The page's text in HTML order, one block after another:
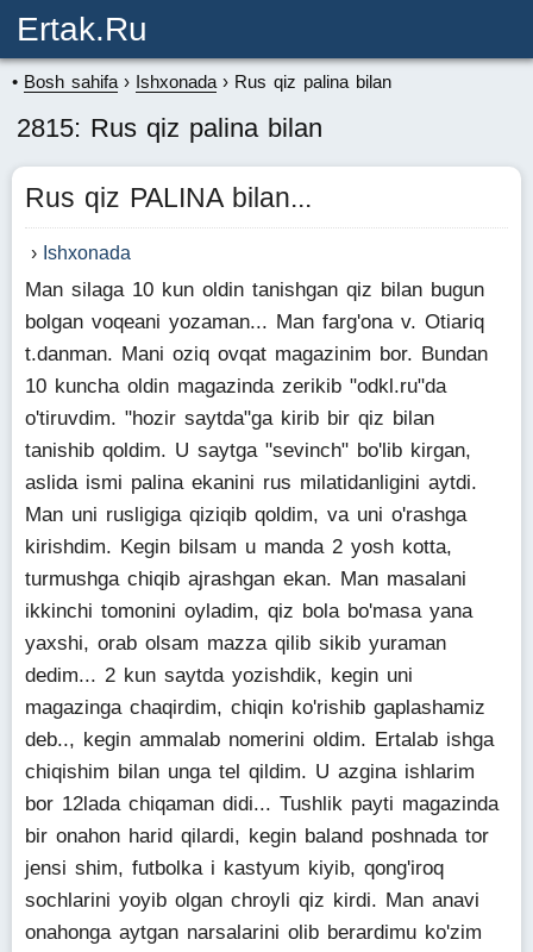
Ertak.ru
Bosh sahifa Ishxonada Rus qiz palina bilan
2815: Rus qiz palina bilan
Rus qiz PALINA bilan...
Ishxonada
Man silaga 10 kun oldin tanishgan qiz bilan bugun
bolgan voqeani yozaman... Man farg'ona v. Otiariq
t.danman. Mani oziq ovqat magazinim bor. Bundan
10 kuncha oldin magazinda zerikib "odkl.ru"da
o'tiruvdim. "hozir saytda"ga kirib bir qiz bilan
tanishib qoldim. U saytga "sevinch" bo'lib kirgan,
aslida ismi palina ekanini rus milatidanligini aytdi.
Man uni rusligiga qiziqib qoldim, va uni o'rashga
kirishdim. Kegin bilsam u manda 2 yosh kotta,
turmushga chiqib ajrashgan ekan. Man masalani
ikkinchi tomonini oyladim, qiz bola bo'masa yana
yaxshi, orab olsam mazza qilib sikib yuraman
dedim... 2 kun saytda yozishdik, kegin uni
magazinga chaqirdim, chiqin ko'rishib gaplashamiz
deb.., kegin ammalab nomerini oldim. Ertalab ishga
chiqishim bilan unga tel qildim. U azgina ishlarim
bor 12lada chiqaman didi... Tushlik payti magazinda
bir onahon harid qilardi, kegin baland poshnada tor
jensi shim, futbolka i kastyum kiyib, qong'iroq
sochlarini yoyib olgan chroyli qiz kirdi. Man anavi
onahonga aytgan narsalarini olib berardimu ko'zim